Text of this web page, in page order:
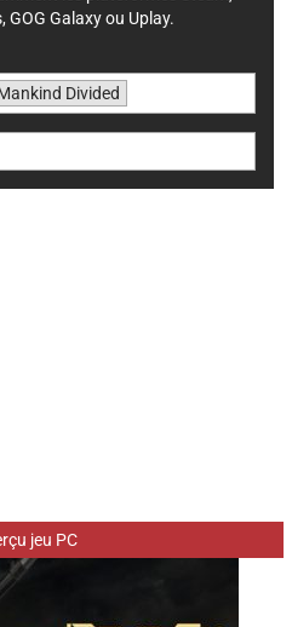
jeu PC
GOG Galaxy ou Uplay.
Divided